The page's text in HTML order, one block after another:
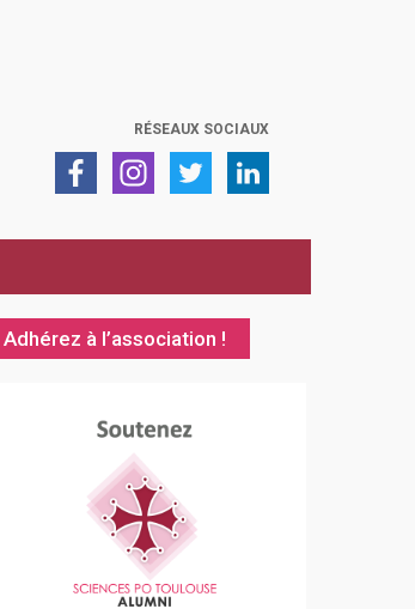
RÉSEAUX SOCIAUX
Adhérez à l’association !